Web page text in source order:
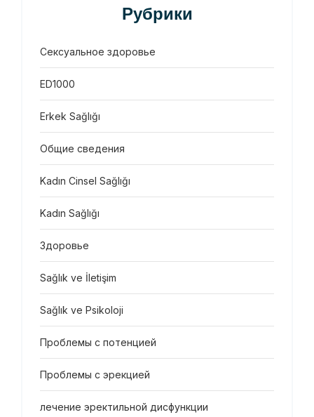
Рубрики
Сексуальное здоровье
ED1000
Erkek Sağlığı
Общие сведения
Kadın Cinsel Sağlığı
Kadın Sağlığı
Здоровье
Sağlık ve İletişim
Sağlık ve Psikoloji
Проблемы с потенцией
Проблемы с эрекцией
лечение эректильной дисфункции